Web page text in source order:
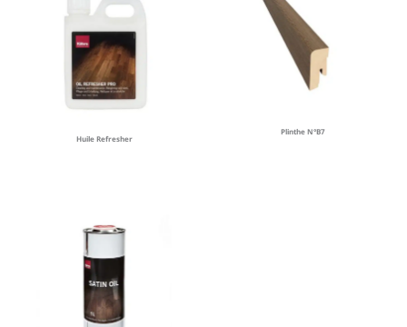
Huile Refresher
Plinthe N°B7